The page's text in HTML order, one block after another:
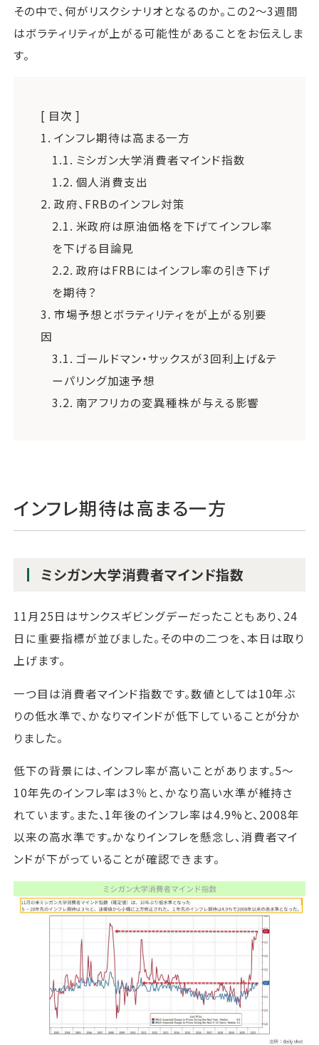
その中で、何がリスクシナリオとなるのか。この2～3週間
はボラティリティが上がる可能性があることをお伝えしま
す。
[ 目次 ]
1. インフレ期待は高まる一方
1.1. ミシガン大学消費者マインド指数
1.2. 個人消費支出
2. 政府、FRBのインフレ対策
2.1. 米政府は原油価格を下げてインフレ率
を下げる目論見
2.2. 政府はFRBにはインフレ率の引き下げ
を期待？
3. 市場予想とボラティリティをが上がる別要
因
3.1. ゴールドマン・サックスが3回利上げ&テ
ーパリング加速予想
3.2. 南アフリカの変異種株が与える影響
インフレ期待は高まる一方
ミシガン大学消費者マインド指数
11月25日はサンクスギビングデーだったこともあり、24
日に重要指標が並びました。その中の二つを、本日は取り
上げます。
一つ目は消費者マインド指数です。数値としては10年ぶ
りの低水準で、かなりマインドが低下していることが分か
りました。
低下の背景には、インフレ率が高いことがあります。5～
10年先のインフレ率は3％と、かなり高い水準が維持さ
れています。また、1年後のインフレ率は4.9%と、2008年
以来の高水準です。かなりインフレを懸念し、消費者マイ
ンドが下がっていることが確認できます。